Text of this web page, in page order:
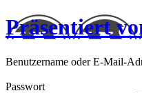
Präsentiert
Benutzername oder E-Mail-
Passwort